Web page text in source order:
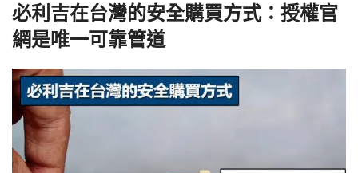
必利吉在台灣的安全購買方式：授權官
網是唯一可靠管道